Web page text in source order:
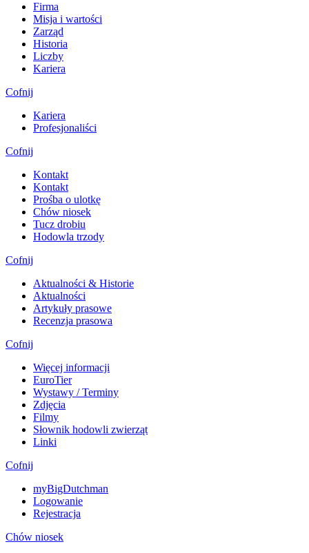
Firma
Misja i wartości
Zarząd
Historia
Liczby
Kariera
Cofnij
Kariera
Profesjonaliści
Cofnij
Kontakt
Kontakt
Prośba o ulotkę
Chów niosek
Tucz drobiu
Hodowla trzody
Cofnij
Aktualności & Historie
Aktualności
Artykuły prasowe
Recenzja prasowa
Cofnij
Więcej informacji
EuroTier
Wystawy / Terminy
Zdjęcia
Filmy
Słownik hodowli zwierząt
Linki
Cofnij
myBigDutchman
Logowanie
Rejestracja
Chów niosek